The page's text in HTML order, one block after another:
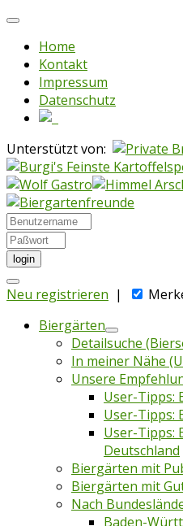
Home
Kontakt
Impressum
Datenschutz
Unterstützt von:
login
Neu registrieren |
Biergärten
Detailsuche
In meiner Nähe
Unsere
User-Tipps:
User-Tipps:
User-Tipps:
Deutschland
Biergärten mit
Biergärten mit
Nach
Baden-